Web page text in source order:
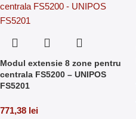
Modul extensie 8 zone pentru
centrala FS5200 – UNIPOS
FS5201
771,38 lei